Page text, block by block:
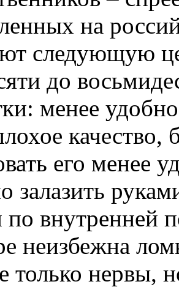
на
следующую
до
менее
его менее
залазить
по внутренней
неизбежна
только нервы,